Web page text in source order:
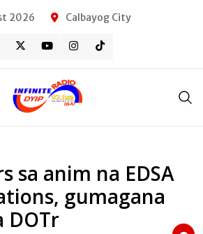
2026 Calbayog City
sa anim na EDSA
gumagana
DOTr